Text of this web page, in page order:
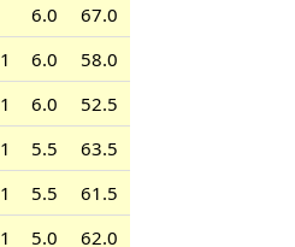
6.0
67.0
1 6.0
58.0
1 6.0
52.5
1 5.5
63.5
1 5.5
61.5
1 5.0 62.0